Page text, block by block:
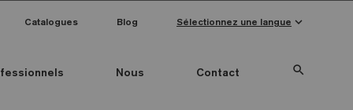
Nous Contact search
Catalogues Blog Sélectionnez une langue keyboard_arrow_down